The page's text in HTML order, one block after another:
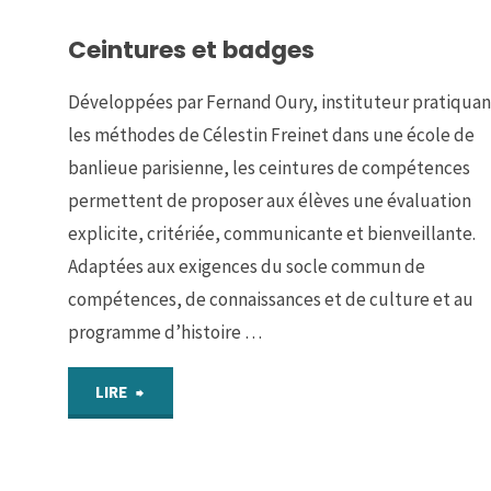
en
ligne"
Ceintures et badges
Développées par Fernand Oury, instituteur
les méthodes de Célestin Freinet dans une école de
banlieue parisienne, les ceintures de compétences
permettent de proposer aux élèves une évaluation
explicite, critériée, communicante et bienveillante.
Adaptées aux exigences du socle commun de
compétences, de connaissances et de culture et au
programme d’histoire …
LIRE